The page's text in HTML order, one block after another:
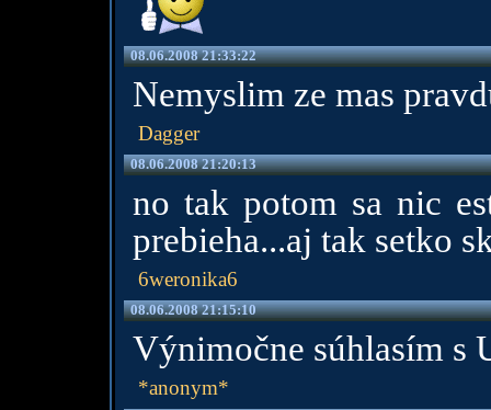
08.06.2008 21:33:22
Nemyslim ze mas
Dagger
08.06.2008 21:20:13
no tak potom sa nic
prebieha...aj tak setko
6weronika6
08.06.2008 21:15:10
Výnimočne súhlasím s
*anonym*